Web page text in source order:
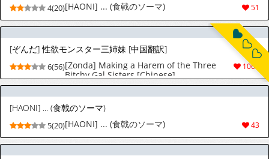
51
4(20)[HAONI] ... (食戟のソーマ)
[ぞんだ] 性欲モンスター三姉妹 [中国翻訳]
1061
6(56)[Zonda] Making a Harem of the Three
Bitchy Gal Sisters [Chinese]
[HAONI] ... (食戟のソーマ)
43
5(20)[HAONI] ... (食戟のソーマ)